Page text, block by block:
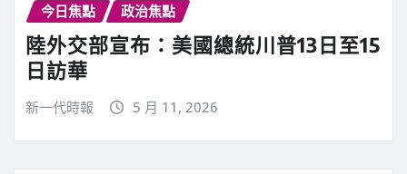
今日焦點 政治焦點
陸外交部宣布：美國總統川普13日至15
日訪華
新一代時報 5 月 11, 2026